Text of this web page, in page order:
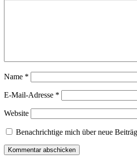
Name *
E-Mail-Adresse *
Website
Benachrichtige mich über neue